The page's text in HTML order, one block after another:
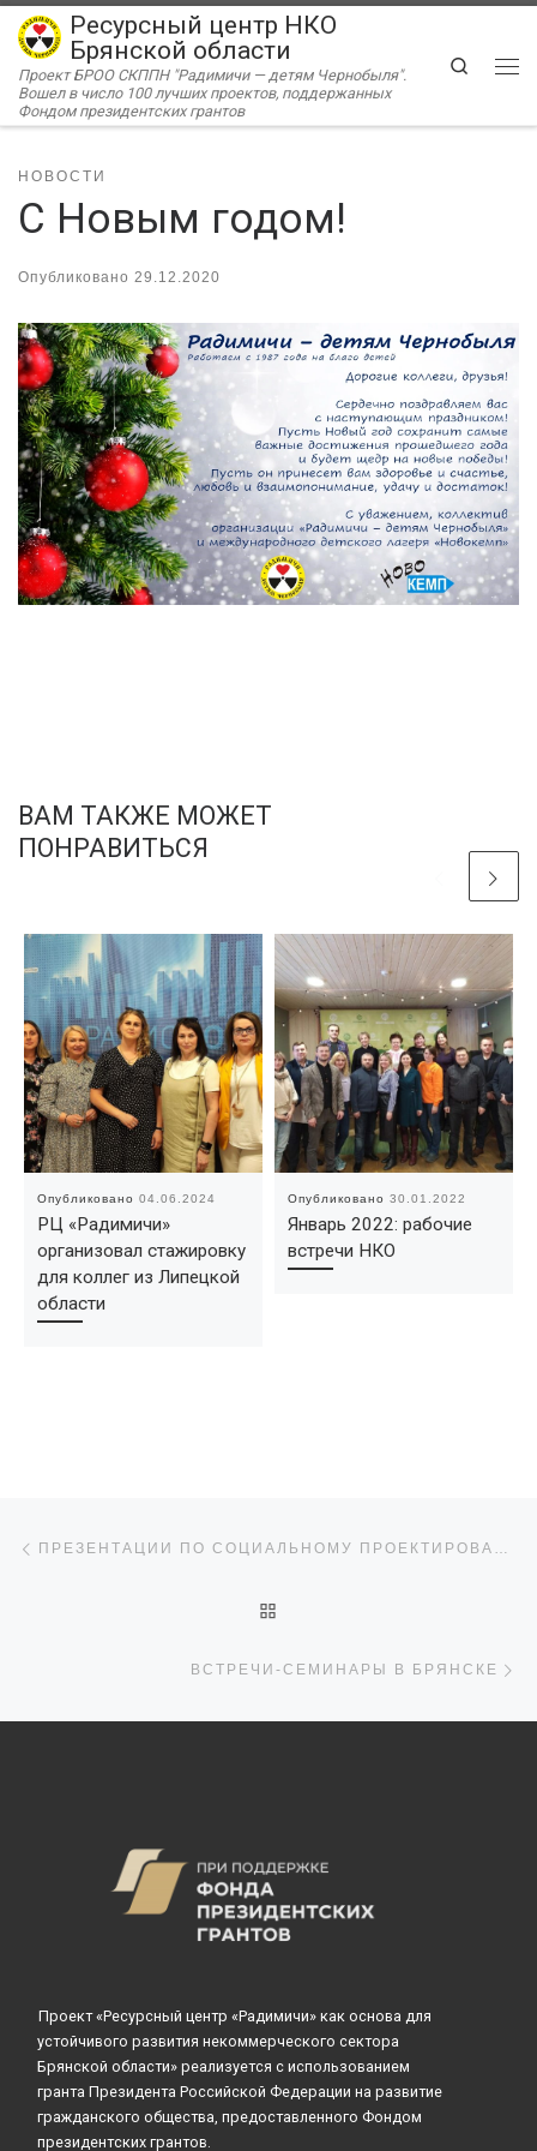
Перейти к содержимому
Ресурсный центр НКО
Брянской области
Проект БРОО СКППН "Радимичи — детям Чернобыля".
Вошел в число 100 лучших проектов, поддержанных
Фондом президентских грантов
Search
НОВОСТИ
С Новым годом!
Опубликовано 29.12.2020
ВАМ ТАКЖЕ МОЖЕТ
ПОНРАВИТЬСЯ
Опубликовано 04.06.2024
РЦ «Радимичи»
организовал стажировку
для коллег из Липецкой
области
Опубликовано 30.01.2022
Январь 2022: рабочие
встречи НКО
Навигация по записям ПРЕЗЕНТАЦИИ ПО СОЦИАЛЬНОМУ ПРОЕКТИРОВАНИЮ-2019
ВСТРЕЧИ-СЕМИНАРЫ В БРЯНСКЕ
Проект «Ресурсный центр «Радимичи» как основа для
устойчивого развития некоммерческого сектора
Брянской области» реализуется с использованием
гранта Президента Российской Федерации на развитие
гражданского общества, предоставленного Фондом
президентских грантов.